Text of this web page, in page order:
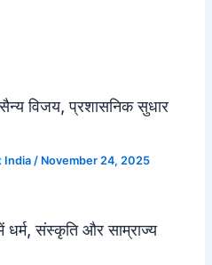
विजय, प्रशासनिक सुधार
India/ November 24, 2025
में धर्म, संस्कृति और साम्राज्य